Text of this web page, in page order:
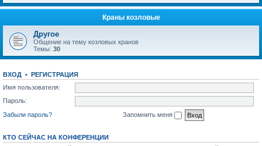
Краны козловые
Другое
Общение на тему козловых кранов
Темы: 30
ВХОД • РЕГИСТРАЦИЯ
Имя пользователя:
Пароль:
Забыли пароль?
Запомнить меня
КТО СЕЙЧАС НА КОНФЕРЕНЦИИ